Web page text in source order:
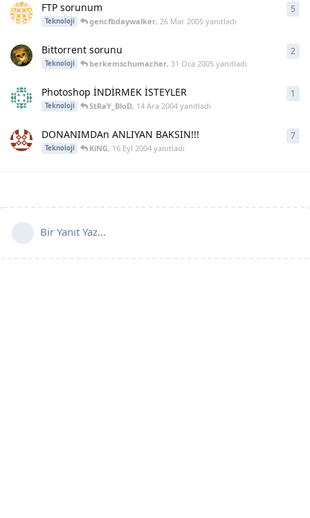
FTP sorunum
Teknoloji gencfbdaywalker,26 Mar 2005 yanıtladı
5
Bittorrent sorunu
Teknoloji berkemschumacher,31 Oca 2005 yanıtladı
2
Photoshop İNDİRMEK İSTEYLER
Teknoloji StRaY_BloD, 14 Ara 2004 yanıtladı
1
DONANIMDAn ANLIYAN BAKSIN!!!
Teknoloji KiNG, 16 Eyl 2004 yanıtladı
7
Bir Yanıt Yaz...